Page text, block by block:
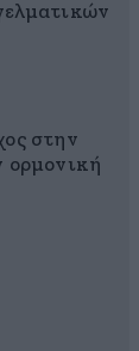
στην
ορμονική